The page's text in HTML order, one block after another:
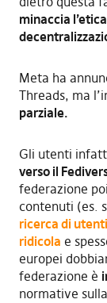
minaccia
Meta ha
Threads, ma
parziale.
Gli utenti
verso il
federazione
contenuti (es.
ricerca di
ridicola e
europei
federazione è
normative